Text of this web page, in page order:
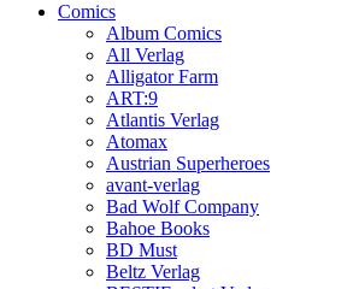
Comics
Album Comics
All Verlag
Alligator Farm
ART:9
Atlantis Verlag
Atomax
Austrian Superheroes
avant-verlag
Bad Wolf Company
Bahoe Books
BD Must
Beltz Verlag